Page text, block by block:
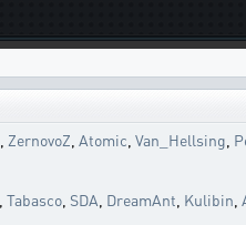
ZernovoZ Atomic Van_Hellsing
Tabasco SDA DreamAnt Kulibin